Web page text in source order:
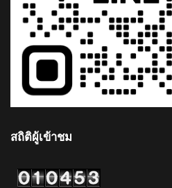
สถิติผู้เข้าชม